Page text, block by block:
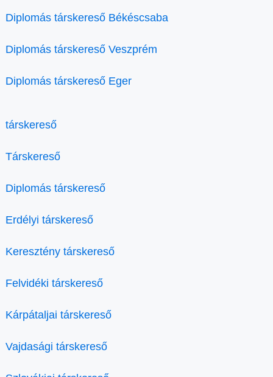
Diplomás társkereső Békéscsaba
Diplomás társkereső Veszprém
Diplomás társkereső Eger
társkereső
Társkereső
Diplomás társkereső
Erdélyi társkereső
Keresztény társkereső
Felvidéki társkereső
Kárpátaljai társkereső
Vajdasági társkereső